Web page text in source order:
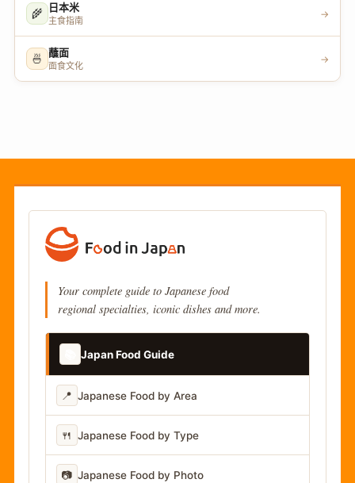
🌾 日本米
主食指南
→
🍜 蘸面
面食文化
→
Your complete guide to Japanese food
regional specialties, iconic dishes and more.
Japan Food Guide
📍 Japanese Food by Area
🍴 Japanese Food by Type
📷 Japanese Food by Photo